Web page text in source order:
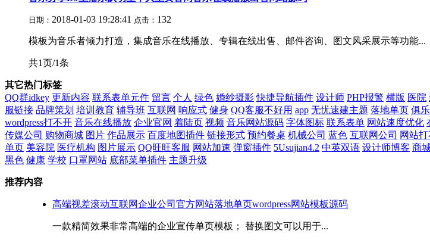
日期： 2018-01-03 19:28:41 点击： 132
模板为音乐者倾力打造，集成音乐在线播放、专辑在线出售、邮件咨询、图文风采展示等功能...
共1页/1条
其它热门标签
QQ群idkey 更新内容 联系表单元件 留言 个人 绿色 婚纱摄影 快捷导航插件 设计师 PHP报警 横版 医院
服链接 品牌策划 培训教育 辅导班 互联网 响应式 健身 QQ客服不好用 app 无忧速建主题 落地单页 俱
wordpress打不开 音乐在线播放 企业官网 着陆页 视频 音乐网站源码 字体图标 联系表单 网站速度优化
传媒公司 购物商城 图片 作品展示 百度地图插件 链接形式 预约餐桌 机械公司 蓝色 互联网公司 网站
单页 美容院 医疗机构 图片展示 QQ旺旺客服 网站加速 弹窗插件 5Usujian4.2 中英双语 设计师博客 商
黑色 健康 学校 口罩网站 底部菜单插件 主题升级
推荐内容
高端视差滚动互联网企业公司官方网站落地单页wordpress网站模板源码
一款精简效果非常高端的企业宣传单页模板； 替换图文可以用于...